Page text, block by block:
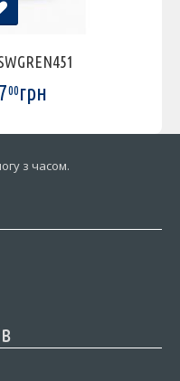
00грн
з часом.